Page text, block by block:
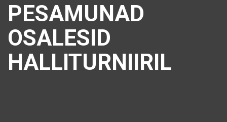
PESAMUNAD
OSALESID
HALLITURNIIRIL